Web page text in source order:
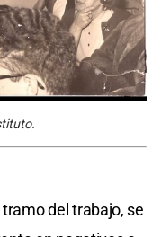
del trabajo, se